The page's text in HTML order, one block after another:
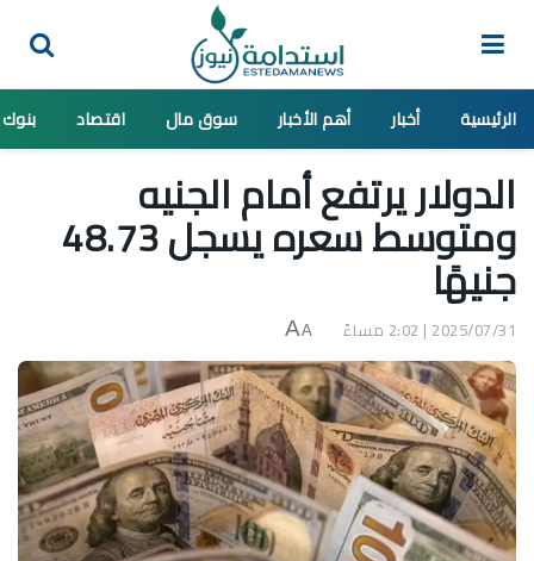
الرئيسية أخبار أهم الأخبار سوق مال اقتصاد بنوك
الدولار يرتفع أمام الجنيه
ومتوسط سعره يسجل 48.73
جنيهًا
2025/07/31 | 2:02 مساءً A
A